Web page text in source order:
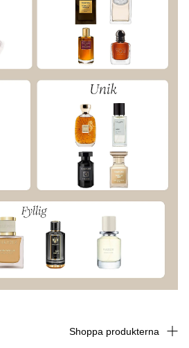
Shoppa produkterna